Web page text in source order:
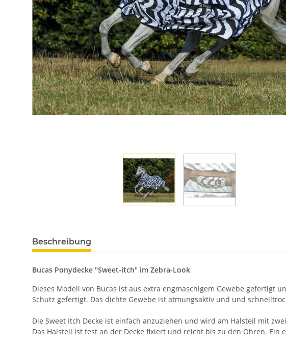
Beschreibung
Bucas Ponydecke "Sweet-itch" im Zebra-Look
Dieses Modell von Bucas ist aus extra engmaschigem Gewebe gefertigt
Schutz gefertigt. Das dichte Gewebe ist atmungsaktiv und und
Die Sweet Itch Decke ist einfach anzuziehen und wird am Halsteil mit
Das Halsteil ist fest an der Decke fixiert und reicht bis zu den Ohren.